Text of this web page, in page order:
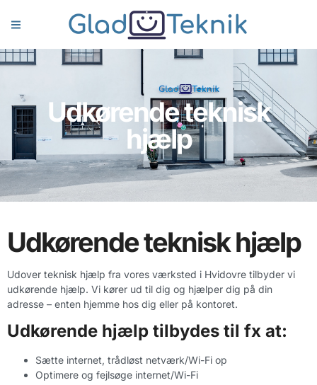
Udkørende teknisk
hjælp
Udkørende teknisk hjælp
Udover teknisk hjælp fra vores værksted i Hvidovre tilbyder vi
udkørende hjælp. Vi kører ud til dig og hjælper dig på din
adresse – enten hjemme hos dig eller på kontoret.
Udkørende hjælp tilbydes til fx at:
Sætte internet, trådløst netværk/Wi-Fi op
Optimere og fejlsøge internet/Wi-Fi